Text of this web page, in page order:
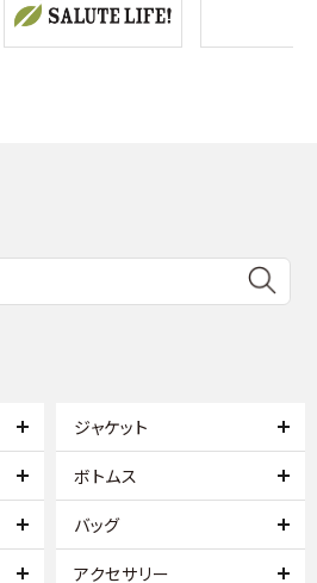
ジャケット
ボトムス
バッグ
アクセサリー